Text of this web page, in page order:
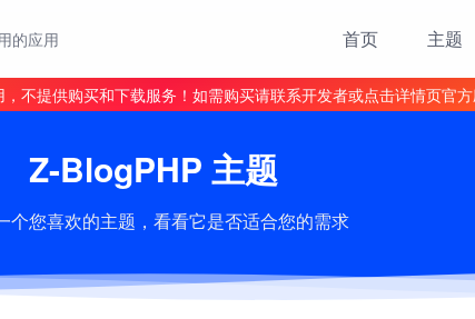
的应用 首页 主题
不提供购买和下载服务！如需购买请联系开发者或点击详情页官
Z-BlogPHP 主题
个您喜欢的主题，看看它是否适合您的需求